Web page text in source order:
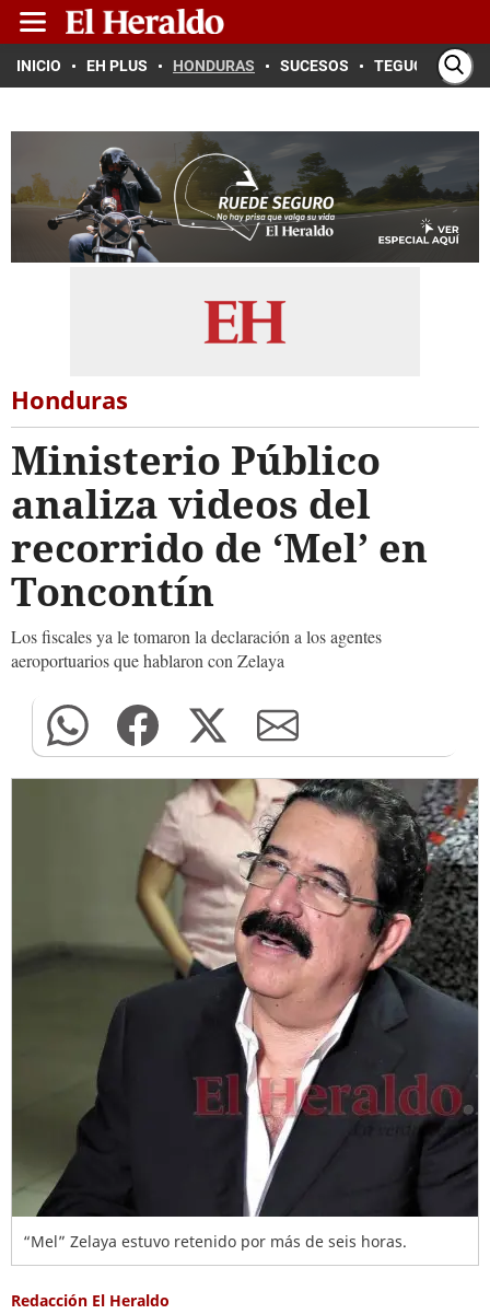
INICIO EH PLUS HONDURAS SUCESOS TEGUCIGALPA
Honduras
Ministerio Público
analiza videos del
recorrido de ‘Mel’ en
Toncontín
Los fiscales ya le tomaron la declaración a los agentes
aeroportuarios que hablaron con Zelaya
“Mel” Zelaya estuvo retenido por más de seis horas.
Redacción El Heraldo